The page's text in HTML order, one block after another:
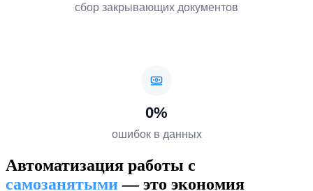
сбор закрывающих документов
0%
ошибок в данных
Автоматизация работы с
самозанятыми— это экономия